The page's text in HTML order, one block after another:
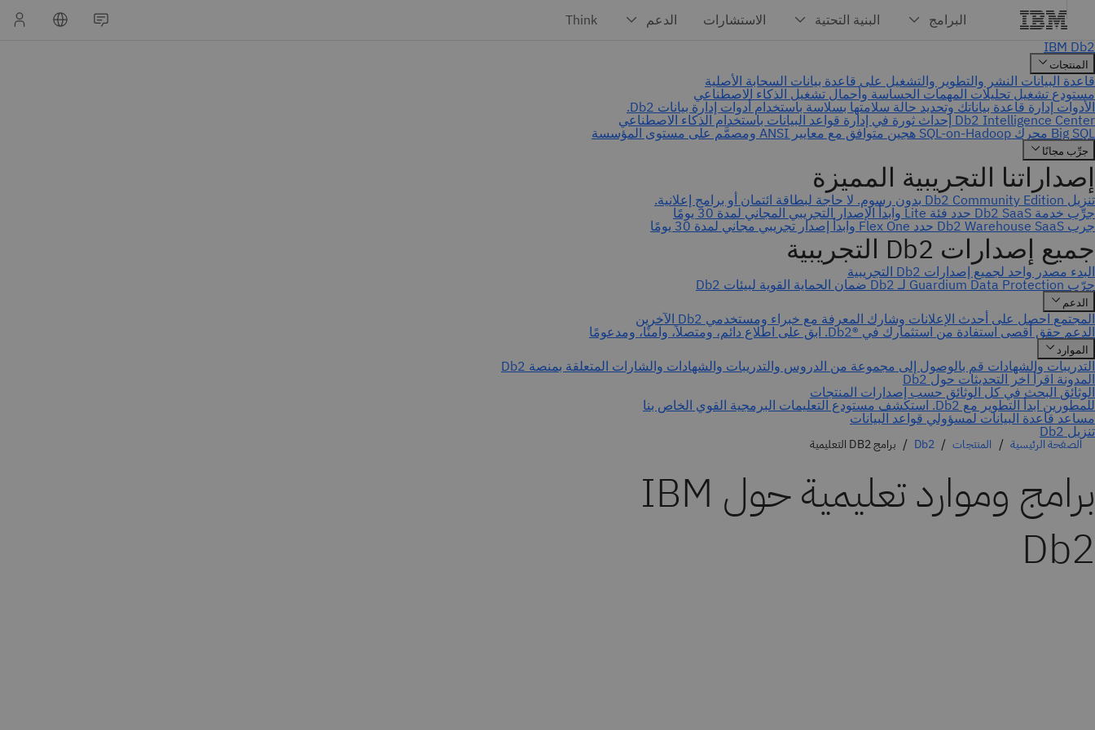
الصفحة الرئيسية المنتجات Db2 برامج DB2 التعليمية
برامج وموارد تعليمية حول IBM
Db2